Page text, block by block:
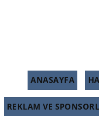
ANASAYFA
REKLAM VE